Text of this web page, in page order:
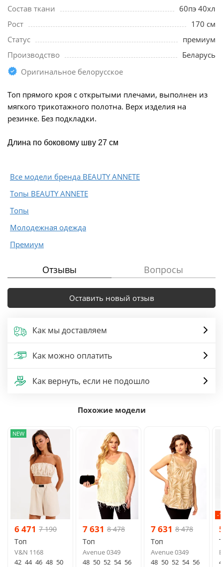
Состав ткани
60пэ 40хл
Рост
170 см
Статус
премиум
Производство
Беларусь
Оригинальное белорусское
Топ прямого кроя с открытыми плечами, выполнен из
мягкого трикотажного полотна. Верх изделия на
резинке. Без подкладки.
Длина по боковому шву 27 см
Все модели бренда BEAUTY ANNETE
Топы BEAUTY ANNETE
Топы
Молодежная одежда
Премиум
Отзывы Вопросы
Оставить новый отзыв
Как мы доставляем
Как можно оплатить
Как вернуть, если не подошло
Похожие модели
NEW
6 471 7 190
Топ
V&N 1168
42 44 46 48 50
7 631 8 478
Топ
Avenue 0349
48 50 52 54 56
7 631 8 478
Топ
Avenue 0349
48 50 52 54 56
-